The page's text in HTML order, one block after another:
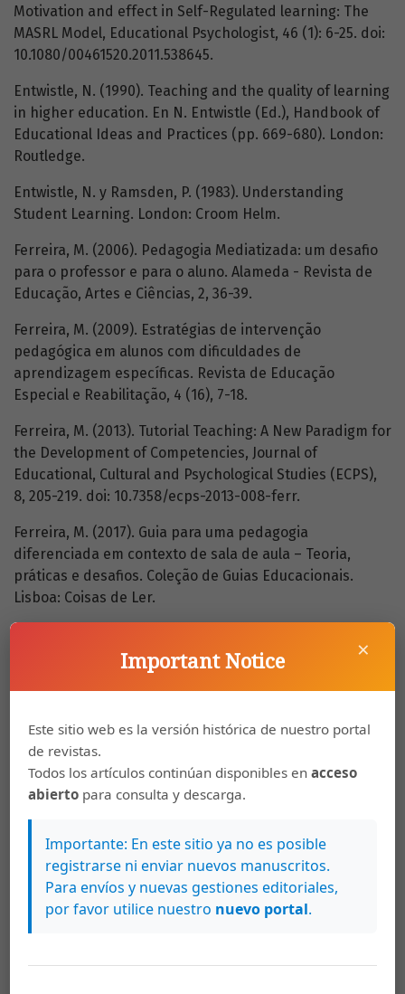
Motivation and effect in Self-Regulated learning: The
MASRL Model, Educational Psychologist, 46 (1): 6-25. doi:
10.1080/00461520.2011.538645.
Entwistle, N. (1990). Teaching and the quality of learning
in higher education. En N. Entwistle (Ed.), Handbook of
Educational Ideas and Practices (pp. 669-680). London:
Routledge.
Entwistle, N. y Ramsden, P. (1983). Understanding
Student Learning. London: Croom Helm.
Ferreira, M. (2006). Pedagogia Mediatizada: um desafio
para o professor e para o aluno. Alameda - Revista de
Educação, Artes e Ciências, 2, 36-39.
Ferreira, M. (2009). Estratégias de intervenção
pedagógica em alunos com dificuldades de
aprendizagem específicas. Revista de Educação
Especial e Reabilitação, 4 (16), 7-18.
Ferreira, M. (2013). Tutorial Teaching: A New Paradigm for
the Development of Competencies, Journal of
Educational, Cultural and Psychological Studies (ECPS),
8, 205-219. doi: 10.7358/ecps-2013-008-ferr.
Ferreira, M. (2017). Guia para uma pedagogia
diferenciada em contexto de sala de aula – Teoria,
práticas e desafios. Coleção de Guias Educacionais.
Lisboa: Coisas de Ler.
Baltimore: University Park Press.
Fonseca, V. (2001). Cognição e Aprendizagem. Lisboa:
Gaskins, I. y Thorne, E. (1999). Cómo enseñar estrategias
cognitivas en la escuela. El manual benchmark para
docentes. Barcelona: Paidós.
Instructional Strategies: One Size Doesn’t Fit All.
Thousand Oaks, CA: Corwin Press, Inc.
Grolnick, W. y Ryan, R. (1989). Parent styles associated
with children's self-regulation and competence in
×
Important Notice
Este sitio web es la versión histórica de nuestro portal
de revistas.
Todos los artículos continúan disponibles enacceso
abierto para consulta y descarga.
Importante: En este sitio ya no es posible
registrarse ni enviar nuevos manuscritos.
Para envíos y nuevas gestiones editoriales,
por favor utilice nuestro nuevo portal.